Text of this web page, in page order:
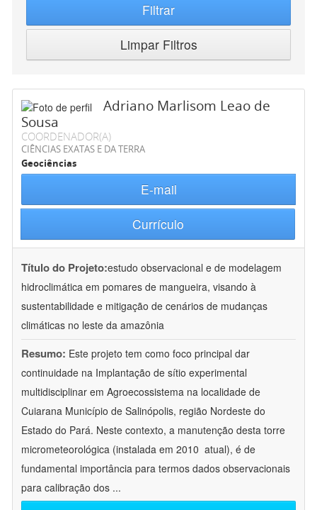
Filtrar
Limpar Filtros
Adriano Marlisom Leao de
Sousa
COORDENADOR(A)
CIÊNCIAS EXATAS E DA TERRA
Geociências
E-mail
Currículo
Título do Projeto:estudo observacional e de modelagem
hidroclimática em pomares de mangueira, visando à
sustentabilidade e mitigação de cenários de mudanças
climáticas no leste da amazônia
Resumo: Este projeto tem como foco principal dar
continuidade na Implantação de sítio experimental
multidisciplinar em Agroecossistema na localidade de
Cuiarana Município de Salinópolis, região Nordeste do
Estado do Pará. Neste contexto, a manutenção desta torre
micrometeorológica (instalada em 2010  atual), é de
fundamental importância para termos dados observacionais
para calibração dos ...